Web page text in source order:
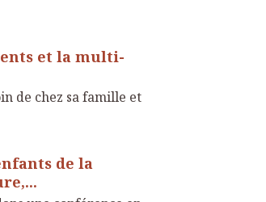
et la multi-
de chez sa famille et
de la